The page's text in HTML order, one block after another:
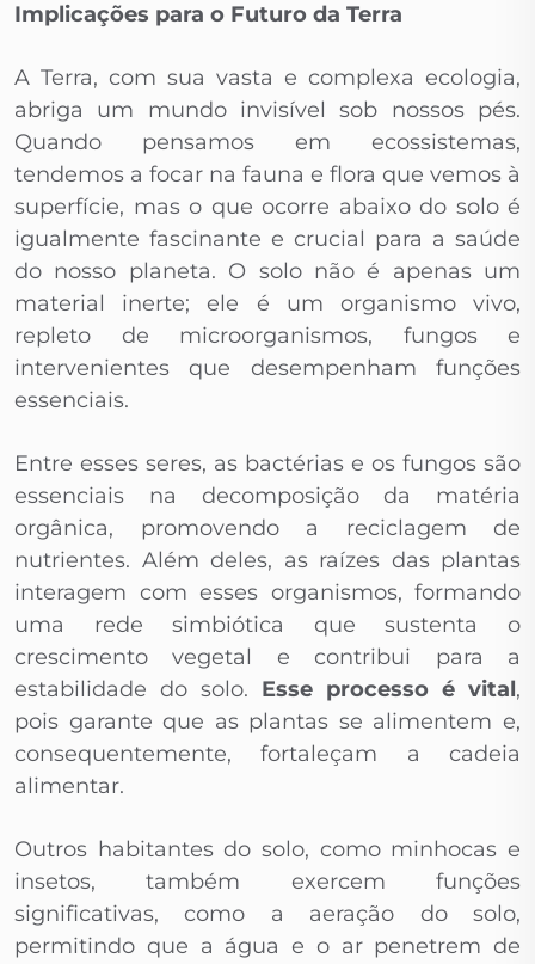
Implicações para o Futuro da Terra
A Terra, com sua vasta e complexa ecologia,
abriga um mundo invisível sob nossos pés.
Quando pensamos em ecossistemas,
tendemos a focar na fauna e flora que vemos à
superfície, mas o que ocorre abaixo do solo é
igualmente fascinante e crucial para a saúde
do nosso planeta. O solo não é apenas um
material inerte; ele é um organismo vivo,
repleto de microorganismos, fungos e
intervenientes que desempenham funções
essenciais.
Entre esses seres, as bactérias e os fungos são
essenciais na decomposição da matéria
orgânica, promovendo a reciclagem de
nutrientes. Além deles, as raízes das plantas
interagem com esses organismos, formando
uma rede simbiótica que sustenta o
crescimento vegetal e contribui para a
estabilidade do solo. Esse processo é vital,
pois garante que as plantas se alimentem e,
consequentemente, fortaleçam a cadeia
alimentar.
Outros habitantes do solo, como minhocas e
insetos, também exercem funções
significativas, como a aeração do solo,
permitindo que a água e o ar penetrem de